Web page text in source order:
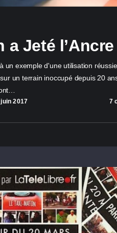
a Jeté l’Ancre
un exemple d'une utilisation
un terrain inoccupé depuis 20
2017 7